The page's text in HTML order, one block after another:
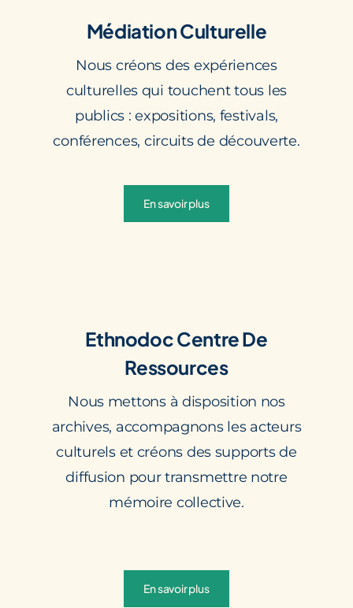
Médiation Culturelle
Nous créons des expériences
culturelles qui touchent tous les
publics : expositions, festivals,
conférences, circuits de découverte.
En savoir plus
EthnodocCentre De
Ressources
Nous mettons à disposition nos
archives, accompagnons les acteurs
culturels et créons des supports de
diffusion pour transmettre notre
mémoire collective.
En savoir plus